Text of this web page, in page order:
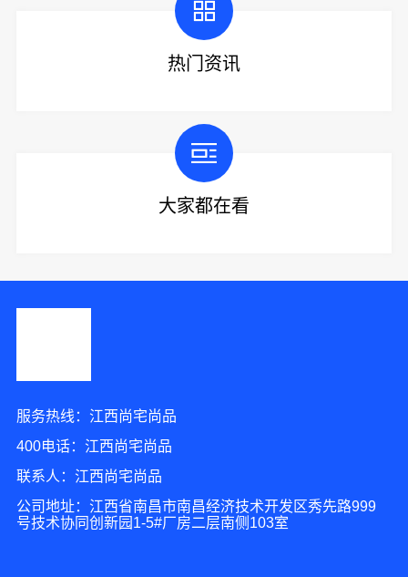
热门资讯
大家都在看
服务热线：江西尚宅尚品
400电话：江西尚宅尚品
联系人：江西尚宅尚品
公司地址：江西省南昌市南昌经济技术开发区秀先路999
号技术协同创新园1-5#厂房二层南侧103室